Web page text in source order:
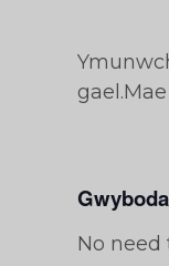
No need